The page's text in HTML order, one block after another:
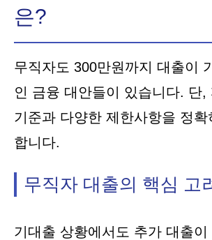
은?
무직자도 300만원까지 대출이
인 금융 대안들이 있습니다. 단,
기준과 다양한 제한사항을 정
합니다.
무직자 대출의 핵심 고
기대출 상황에서도 추가 대출이